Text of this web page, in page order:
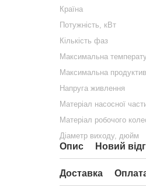
Країна
Потужність, кВт
Кількість фаз
Максимальна
Максимальна
Напруга живлення
Матеріал насосної
Матеріал робочого
Діаметр виходу, дюйм
Опис Новий
Доставка